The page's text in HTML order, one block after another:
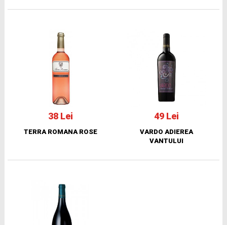
38 Lei
TERRA ROMANA ROSE
49 Lei
VARDO ADIEREA
VANTULUI